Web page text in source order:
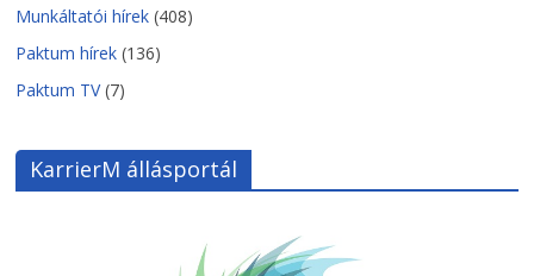
Munkáltatói hírek (408)
Paktum hírek (136)
Paktum TV(7)
KarrierM állásportál